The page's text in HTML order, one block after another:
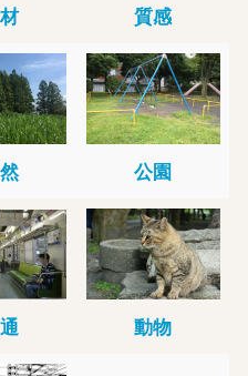
質感
公園
動物